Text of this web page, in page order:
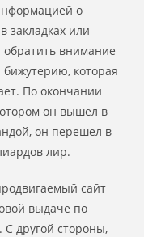
о
закладках или
обратить внимание
которая
По окончании
он вышел в
он перешел в
лир.
сайт
выдаче по
другой стороны,